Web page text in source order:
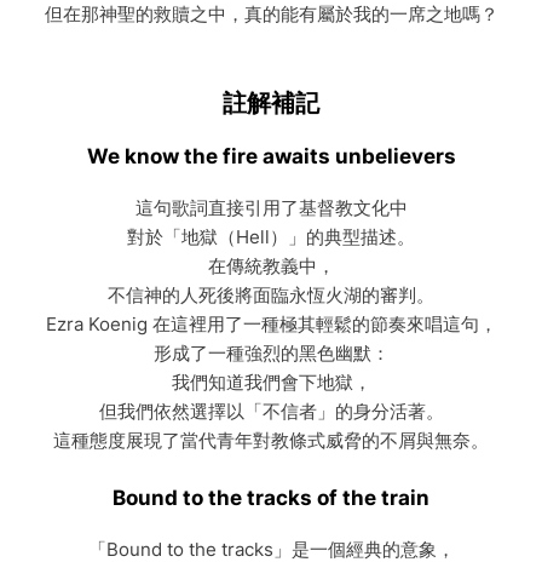
但在那神聖的救贖之中，真的能有屬於我的一席之地嗎？
註解補記
We know the fire awaits unbelievers
這句歌詞直接引用了基督教文化中
對於「地獄（Hell）」的典型描述。
在傳統教義中，
不信神的人死後將面臨永恆火湖的審判。
Ezra Koenig 在這裡用了一種極其輕鬆的節奏來唱這句，
形成了一種強烈的黑色幽默：
我們知道我們會下地獄，
但我們依然選擇以「不信者」的身分活著。
這種態度展現了當代青年對教條式威脅的不屑與無奈。
Bound to the tracks of the train
「Bound to the tracks」是一個經典的意象，